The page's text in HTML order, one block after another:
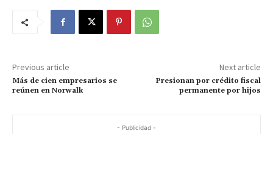
Previous article
Más de cien empresarios se
reúnen en Norwalk
Next article
Presionan por crédito fiscal
permanente por hijos
- Publicidad -